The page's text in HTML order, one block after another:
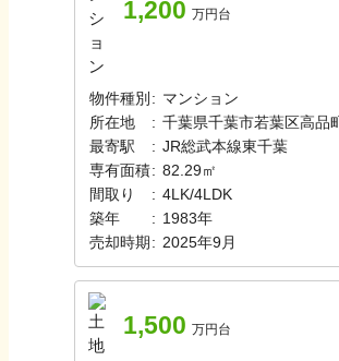
1,200 万円台
物件種別 : マンション
所在地
: 千葉県千葉市若葉区高品町
最寄駅
: JR総武本線東千葉
専有面積: 82.29㎡
間取り
: 4LK/4LDK
築年
: 1983年
売却時期 : 2025年9月
1,500 万円台